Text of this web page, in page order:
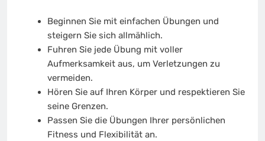
Beginnen Sie mit einfachen Übungen und
steigern Sie sich allmählich.
Fuhren Sie jede Übung mit voller
Aufmerksamkeit aus, um Verletzungen zu
vermeiden.
Hören Sie auf Ihren Körper und respektieren Sie
seine Grenzen.
Passen Sie die Übungen Ihrer persönlichen
Fitness und Flexibilität an.